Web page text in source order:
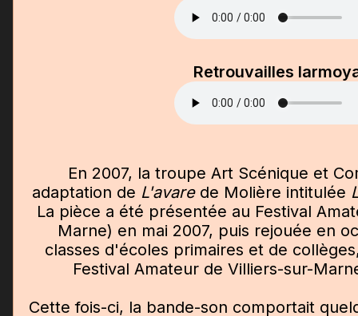
Retrouvailles
En 2007, la troupe Art Scénique et
adaptation de L'avarede Molière intitulée
La pièce a été présentée au Festival
Marne) en mai 2007, puis rejouée en
classes d'écoles primaires et de
Festival Amateur de Villiers-sur-
Cette fois-ci, la bande-son comportait